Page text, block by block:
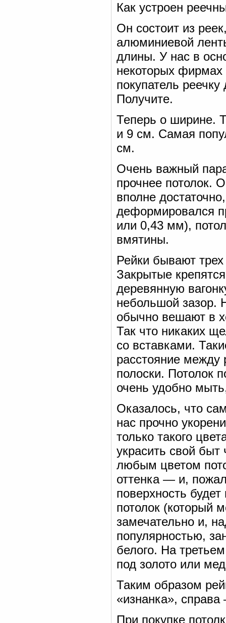
Как устроен
Он состоит из
алюминиевой
длины. У нас в
некоторых фирмах
покупатель
Получите.
Теперь о ширине.
и 9 см. Самая
см.
Очень важный
прочнее потолок.
вполне
деформировался
или 0,43 мм),
вмятины.
Рейки бывают
Закрытые
деревянную
небольшой зазор.
обычно вешают в
Так что никаких
со вставками.
расстояние
полоски. Потолок
очень удобно
Оказалось, что
нас прочно
только такого
украсить свой
любым цветом
оттенка — и,
поверхность
потолок (который
замечательно и,
популярностью,
белого. На
под золото или
Таким образом
«изнанка»,
При покупке